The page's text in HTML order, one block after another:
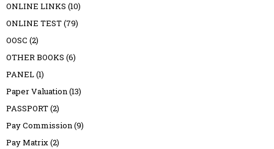
ONLINE LINKS (10)
ONLINE TEST(79)
OOSC (2)
OTHER BOOKS (6)
PANEL(1)
Paper Valuation(13)
PASSPORT(2)
Pay Commission(9)
Pay Matrix(2)